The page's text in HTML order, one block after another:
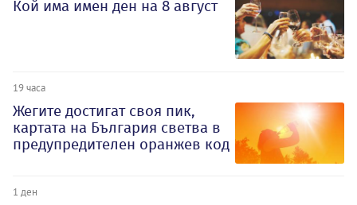
Кой има имен ден на 8 август
19 часа
Жегите достигат своя пик,
картата на България светва в
предупредителен оранжев код
1 ден